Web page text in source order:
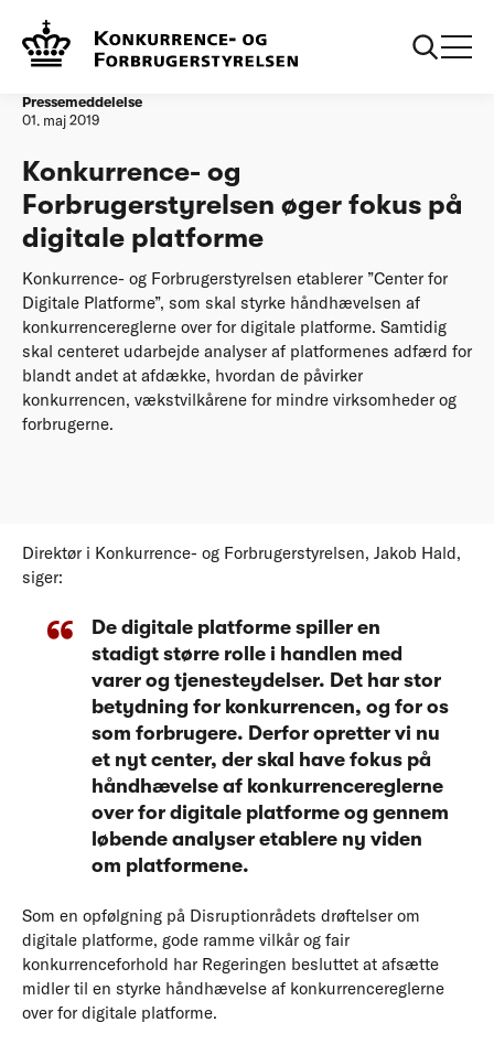
Forside
digitale platforme
Pressemeddelelse
01. maj 2019
Konkurrence- og
Forbrugerstyrelsen øger fokus på
digitale platforme
Konkurrence- og Forbrugerstyrelsen etablerer ”Center for
Digitale Platforme”, som skal styrke håndhævelsen af
konkurrencereglerne over for digitale platforme. Samtidig
skal centeret udarbejde analyser af platformenes adfærd for
blandt andet at afdække, hvordan de påvirker
konkurrencen, vækstvilkårene for mindre virksomheder og
forbrugerne.
Direktør i Konkurrence- og Forbrugerstyrelsen, Jakob Hald,
siger:
De digitale platforme spiller en
stadigt større rolle i handlen med
varer og tjenesteydelser. Det har stor
betydning for konkurrencen, og for os
som forbrugere. Derfor opretter vi nu
et nyt center, der skal have fokus på
håndhævelse af konkurrencereglerne
over for digitale platforme og gennem
løbende analyser etablere ny viden
om platformene.
Som en opfølgning på Disruptionrådets drøftelser om
digitale platforme, gode ramme vilkår og fair
konkurrenceforhold har Regeringen besluttet at afsætte
midler til en styrke håndhævelse af konkurrencereglerne
over for digitale platforme.